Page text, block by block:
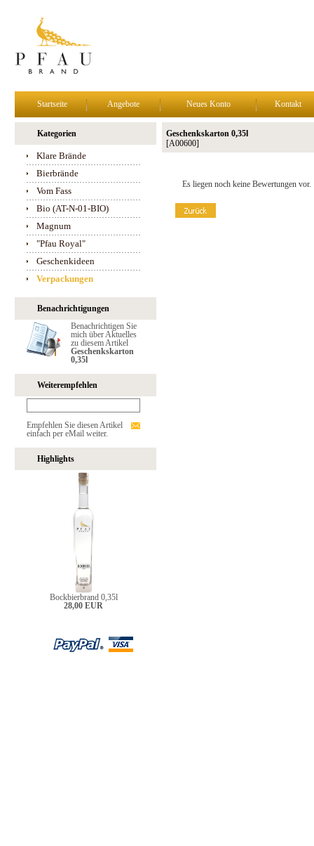
Startseite Angebote Neues Konto Kontakt
Kategorien
Klare Brände
Bierbrände
Vom Fass
Bio (AT-N-01-BIO)
Magnum
"Pfau Royal"
Geschenkideen
Verpackungen
Benachrichtigungen
Benachrichtigen Sie
mich über Aktuelles
zu diesem Artikel
Geschenkskarton
0,35l
Weiterempfehlen
Empfehlen Sie diesen Artikel
einfach per eMail weiter.
Highlights
Bockbierbrand 0,35l
28,00 EUR
Geschenkskarton 0,35l
[A00600]
Es liegen noch keine Bewertungen vor.